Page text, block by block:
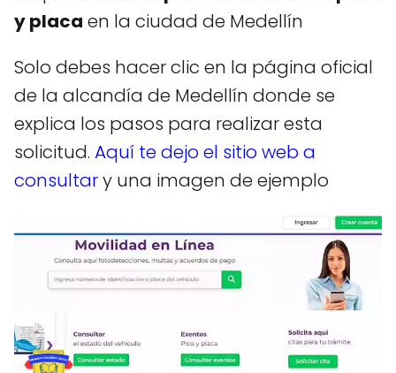
y placa en la ciudad de Medellín
Solo debes hacer clic en la página oficial
de la alcandía de Medellín donde se
explica los pasos para realizar esta
solicitud. Aquí te dejo el sitio web a
consultary una imagen de ejemplo